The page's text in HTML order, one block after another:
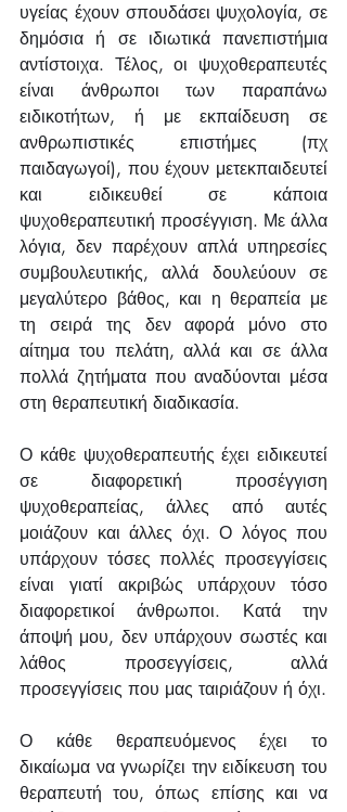
υγείας έχουν σπουδάσει ψυχολογία, σε
δημόσια ή σε ιδιωτικά πανεπιστήμια
αντίστοιχα. Τέλος, οι ψυχοθεραπευτές
είναι άνθρωποι των παραπάνω
ειδικοτήτων, ή με εκπαίδευση σε
ανθρωπιστικές επιστήμες (πχ
παιδαγωγοί), που έχουν μετεκπαιδευτεί
και ειδικευθεί σε κάποια
ψυχοθεραπευτική προσέγγιση. Με άλλα
λόγια, δεν παρέχουν απλά υπηρεσίες
συμβουλευτικής, αλλά δουλεύουν σε
μεγαλύτερο βάθος, και η θεραπεία με
τη σειρά της δεν αφορά μόνο στο
αίτημα του πελάτη, αλλά και σε άλλα
πολλά ζητήματα που αναδύονται μέσα
στη θεραπευτική διαδικασία.
Ο κάθε ψυχοθεραπευτής έχει ειδικευτεί
σε διαφορετική προσέγγιση
ψυχοθεραπείας, άλλες από αυτές
μοιάζουν και άλλες όχι. Ο λόγος που
υπάρχουν τόσες πολλές προσεγγίσεις
είναι γιατί ακριβώς υπάρχουν τόσο
διαφορετικοί άνθρωποι. Κατά την
άποψή μου, δεν υπάρχουν σωστές και
λάθος προσεγγίσεις, αλλά
προσεγγίσεις που μας ταιριάζουν ή όχι.
Ο κάθε θεραπευόμενος έχει το
δικαίωμα να γνωρίζει την ειδίκευση του
θεραπευτή του, όπως επίσης και να